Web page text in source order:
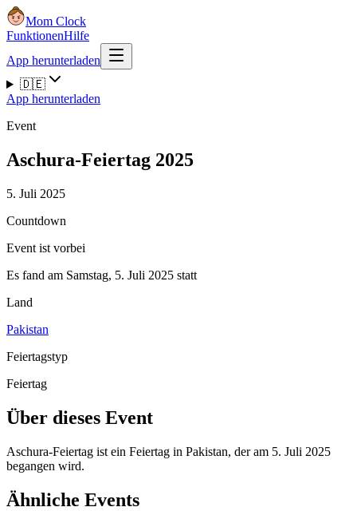
Mom Clock
FunktionenHilfe
App herunterladen
🇩🇪
App herunterladen
Event
Aschura-Feiertag 2025
5. Juli 2025
Countdown
Event ist vorbei
Es fand am Samstag, 5. Juli 2025 statt
Land
Pakistan
Feiertagstyp
Feiertag
Über dieses Event
Aschura-Feiertag ist ein Feiertag in Pakistan, der am 5. Juli 2025
begangen wird.
Ähnliche Events